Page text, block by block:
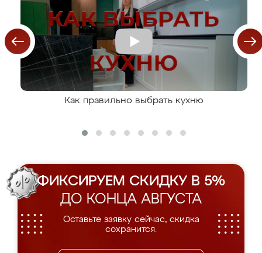
Как правильно выбрать кухню
ФИКСИРУЕМ СКИДКУ В 5%
ДО КОНЦА АВГУСТА
Оставьте заявку сейчас, скидка
сохранится.